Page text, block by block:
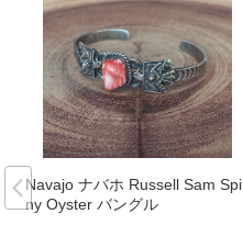
Navajo ナバホ Russell Sam Spi
ny Oyster バングル